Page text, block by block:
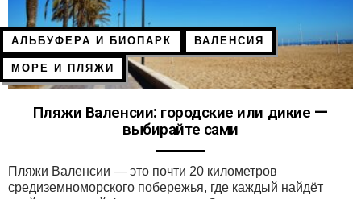
АЛЬБУФЕРА И БИОПАРК ВАЛЕНСИЯ
МОРЕ И ПЛЯЖИ
Пляжи Валенсии: городские или дикие —
выбирайте сами
Пляжи Валенсии — это почти 20 километров
средиземноморского побережья, где каждый найдёт